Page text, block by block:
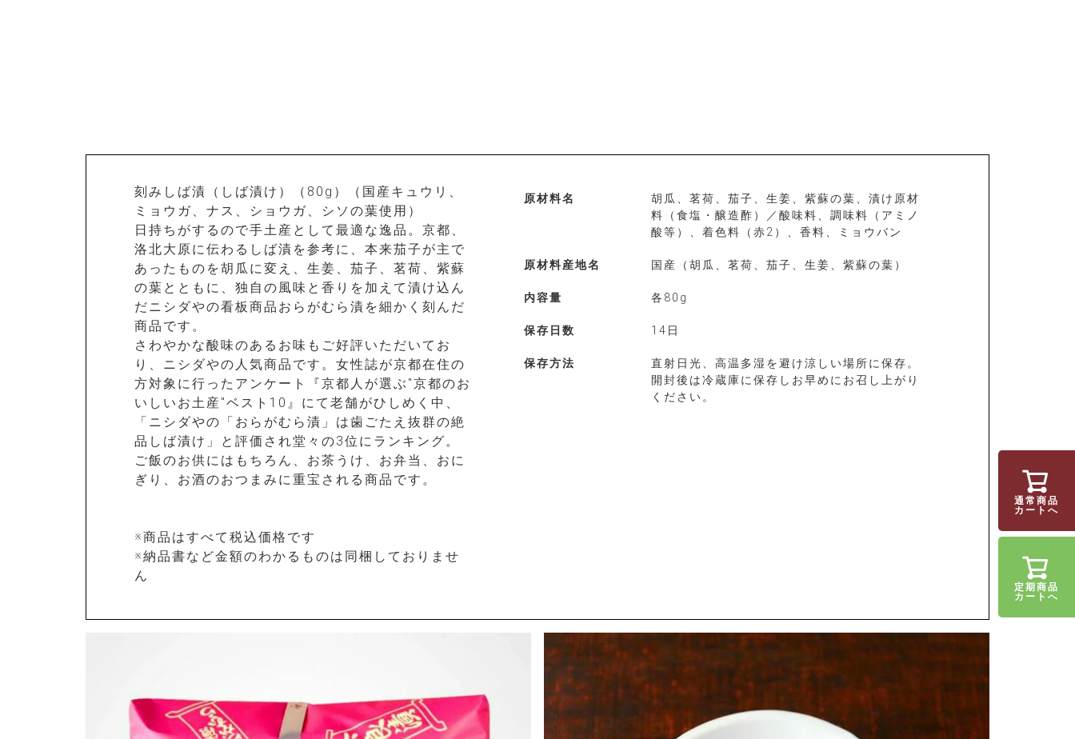
刻みしば漬（しば漬け）（80g）（国産キュウリ、
ミョウガ、ナス、ショウガ、シソの葉使用）
日持ちがするので手土産として最適な逸品。京都、
洛北大原に伝わるしば漬を参考に、本来茄子が主で
あったものを胡瓜に変え、生姜、茄子、茗荷、紫蘇
の葉とともに、独自の風味と香りを加えて漬け込ん
だニシダやの看板商品おらがむら漬を細かく刻んだ
商品です。
さわやかな酸味のあるお味もご好評いただいてお
り、ニシダやの人気商品です。女性誌が京都在住の
方対象に行ったアンケート『京都人が選ぶ"京都のお
いしいお土産"ベスト10』にて老舗がひしめく中、
「ニシダやの「おらがむら漬」は歯ごたえ抜群の絶
品しば漬け」と評価され堂々の3位にランキング。
ご飯のお供にはもちろん、お茶うけ、お弁当、おに
ぎり、お酒のおつまみに重宝される商品です。
※商品はすべて税込価格です
※納品書など金額のわかるものは同梱しておりませ
ん
原材料名
胡瓜、茗荷、茄子、生姜、紫蘇の葉、漬け原材
料（食塩・醸造酢）／酸味料、調味料（アミノ
酸等）、着色料（赤2）、香料、ミョウバン
原材料産地名 国産（胡瓜、茗荷、茄子、生姜、紫蘇の葉）
内容量 各80g
保存日数 14日
保存方法
直射日光、高温多湿を避け涼しい場所に保存。
開封後は冷蔵庫に保存しお早めにお召し上がり
ください。
通常商品
カートへ
定期商品
カートへ